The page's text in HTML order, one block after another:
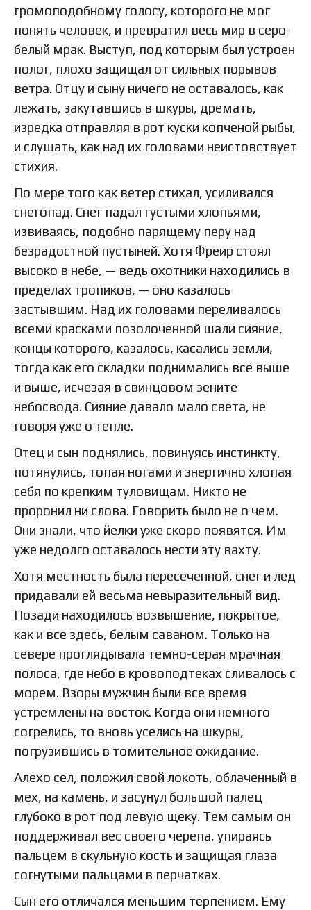
громоподобному голосу, которого не мог
понять человек, и превратил весь мир в серо-
белый мрак. Выступ, под которым был устроен
полог, плохо защищал от сильных порывов
ветра. Отцу и сыну ничего не оставалось, как
лежать, закутавшись в шкуры, дремать,
изредка отправляя в рот куски копченой рыбы,
и слушать, как над их головами неистовствует
стихия.
По мере того как ветер стихал, усиливался
снегопад. Снег падал густыми хлопьями,
извиваясь, подобно парящему перу над
безрадостной пустыней. Хотя Фреир стоял
высоко в небе, — ведь охотники находились в
пределах тропиков, — оно казалось
застывшим. Над их головами переливалось
всеми красками позолоченной шали сияние,
концы которого, казалось, касались земли,
тогда как его складки поднимались все выше
и выше, исчезая в свинцовом зените
небосвода. Сияние давало мало света, не
говоря уже о тепле.
Отец и сын поднялись, повинуясь инстинкту,
потянулись, топая ногами и энергично хлопая
себя по крепким туловищам. Никто не
проронил ни слова. Говорить было не о чем.
Они знали, что йелки уже скоро появятся. Им
уже недолго оставалось нести эту вахту.
Хотя местность была пересеченной, снег и лед
придавали ей весьма невыразительный вид.
Позади находилось возвышение, покрытое,
как и все здесь, белым саваном. Только на
севере проглядывала темно-серая мрачная
полоса, где небо в кровоподтеках сливалось с
морем. Взоры мужчин были все время
устремлены на восток. Когда они немного
согрелись, то вновь уселись на шкуры,
погрузившись в томительное ожидание.
Алехо сел, положил свой локоть, облаченный в
мех, на камень, и засунул большой палец
глубоко в рот под левую щеку. Тем самым он
поддерживал вес своего черепа, упираясь
пальцем в скульную кость и защищая глаза
согнутыми пальцами в перчатках.
Сын его отличался меньшим терпением. Ему